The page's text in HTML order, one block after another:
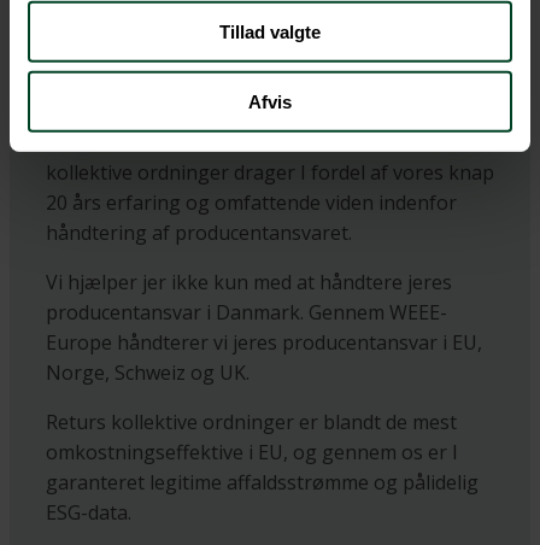
Tillad valgte
Afvis
Producentansvar
kollektive ordninger drager I fordel af vores knap
20 års erfaring og omfattende viden indenfor
håndtering af producentansvaret.
Vi hjælper jer ikke kun med at håndtere jeres
producentansvar i Danmark. Gennem WEEE-
Europe håndterer vi jeres producentansvar i EU,
Norge, Schweiz og UK.
Returs kollektive ordninger er blandt de mest
omkostningseffektive i EU, og gennem os er I
garanteret legitime affaldsstrømme og pålidelig
ESG-data.